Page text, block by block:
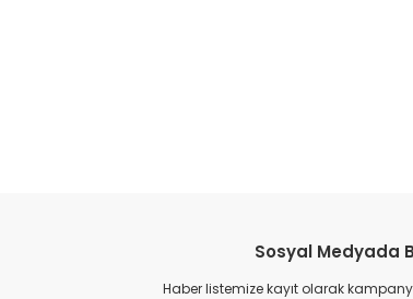
Sosyal Medyada
Haber listemize kayıt olarak